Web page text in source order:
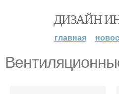
ДИЗАЙН
главная